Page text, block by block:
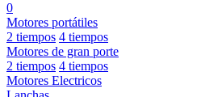
0
Motores portátiles
2 tiempos 4 tiempos
Motores de gran porte
2 tiempos 4 tiempos
Motores Electricos